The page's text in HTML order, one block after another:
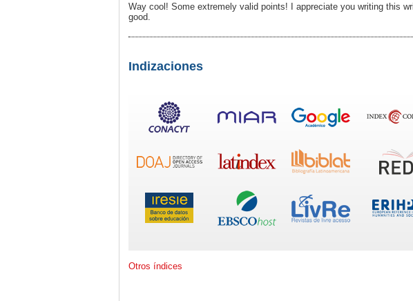
Way cool! Some extremely valid points! I appreciate you writing this
good.
Indizaciones
Otros índices